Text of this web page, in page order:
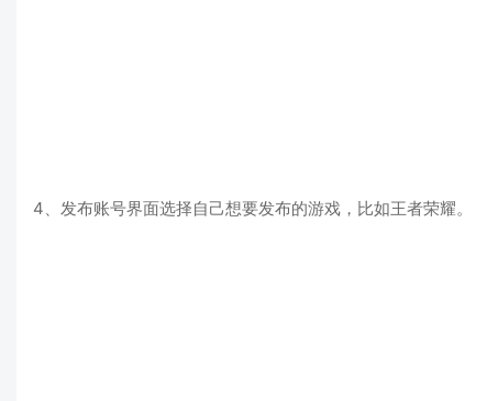
4、发布账号界面选择自己想要发布的游戏，比如王者荣耀。